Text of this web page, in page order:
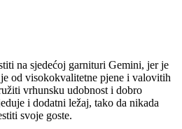
na sjedećoj garnituri Gemini, jer je
od visokokvalitetne pjene i valovitih
vrhunsku udobnost i dobro
i dodatni ležaj, tako da nikada
svoje goste.